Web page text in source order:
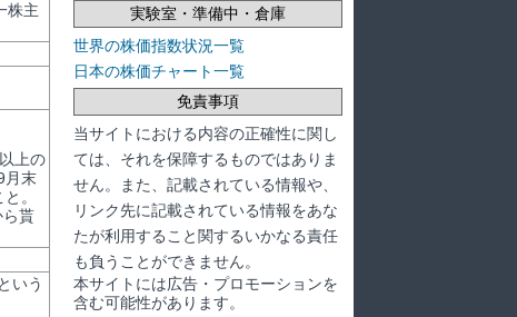
株主
上の
月末
。
ら貰
いう
実験室・準備中・倉庫
世界の株価指数状況一覧
日本の株価チャート一覧
免責事項
当サイトにおける内容の正確性に関し
ては、それを保障するものではありま
せん。また、記載されている情報や、
リンク先に記載されている情報をあな
たが利用すること関するいかなる責任
も負うことができません。
本サイトには広告・プロモーションを
含む可能性があります。